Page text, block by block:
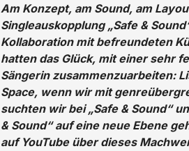
Am Konzept, am Sound, am
Singleauskopplung „Safe &
Kollaboration mit befreundeten
hatten das Glück, mit einer sehr
Sängerin zusammenzuarbeiten:
Space, wenn wir mit
suchten wir bei „Safe & Sound“
& Sound“ auf eine neue Ebene
auf YouTube über dieses